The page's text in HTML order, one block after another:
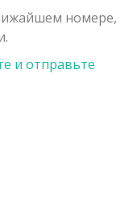
поступивших в
номере,
и отправьте